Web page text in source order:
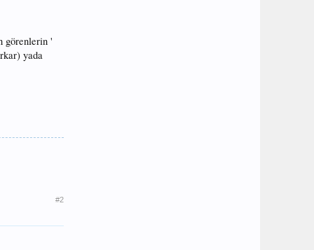
görenlerin '
yada
#2